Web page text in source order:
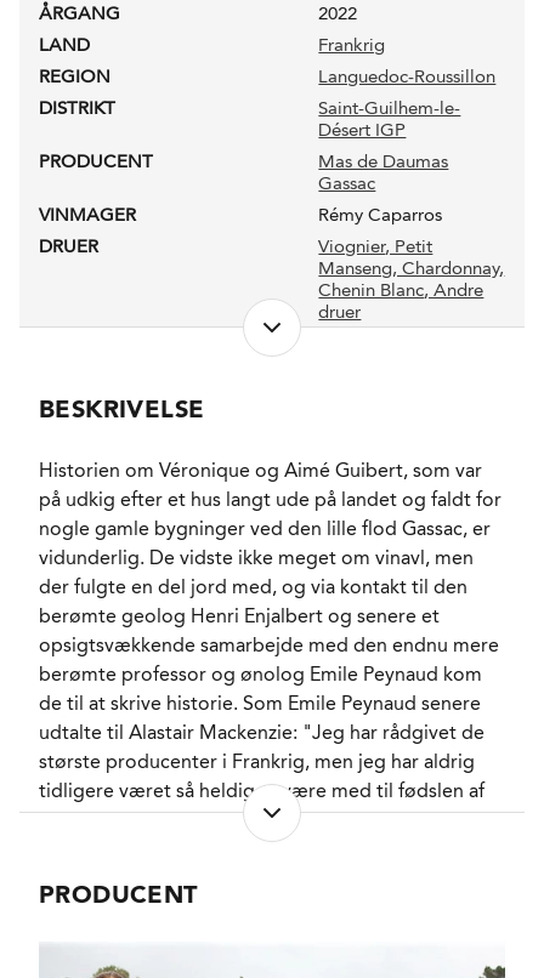
ÅRGANG
2022
LAND
Frankrig
REGION
Languedoc-Roussillon
DISTRIKT
Saint-Guilhem-le-
Désert IGP
PRODUCENT
Mas de Daumas
Gassac
VINMAGER
Rémy Caparros
DRUER
Viognier, Petit
Manseng, Chardonnay,
Chenin Blanc, Andre
druer
PRODUKTIONSFORM
ALKOHOLPROCENT
13,4 %
RESTSUKKER
1,5 g/l
LAGRING
4 måneder sur Lie i
rustfrit stål.
FORVENTET HOLDBARHED
2-3 år efter høståret.
SERVERINGS-TEMPERATUR
7 - 9°C
EMBALLAGETYPE
Flaske (75 cl)
VARENR.
222736
NØGLEORD Hvide blomster,
Akacie , Fersken,
Ananas ,
BESKRIVELSE
Historien om Véronique og Aimé Guibert, som var
på udkig efter et hus langt ude på landet og faldt for
nogle gamle bygninger ved den lille flod Gassac, er
vidunderlig. De vidste ikke meget om vinavl, men
der fulgte en del jord med, og via kontakt til den
berømte geolog Henri Enjalbert og senere et
opsigtsvækkende samarbejde med den endnu mere
berømte professor og ønolog Emile Peynaud kom
de til at skrive historie. Som Emile Peynaud senere
udtalte til Alastair Mackenzie: "Jeg har rådgivet de
største producenter i Frankrig, men jeg har aldrig
tidligere været så heldig at være med til fødslen af
en Grand Cru".
kom til at skrive historie da det franske
for "Un Château Lafite de Languedoc" og lige siden
PRODUCENT